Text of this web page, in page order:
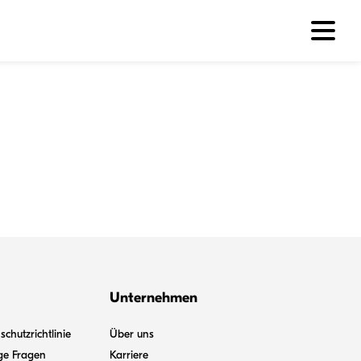
Fragen
Unternehmen
Über uns
Karriere